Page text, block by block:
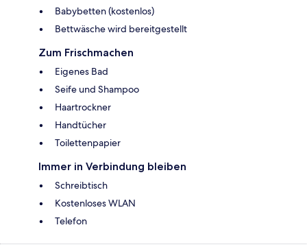
Babybetten (kostenlos)
Bettwäsche wird bereitgestellt
Zum Frischmachen
Eigenes Bad
Seife und Shampoo
Haartrockner
Handtücher
Toilettenpapier
Immer in Verbindung bleiben
Schreibtisch
Kostenloses WLAN
Telefon